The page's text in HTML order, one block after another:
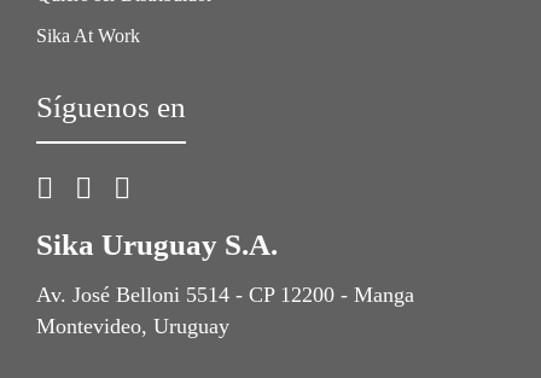
Sika At Work
Síguenos en
Sika Uruguay S.A.
Av. José Belloni 5514 - CP 12200 - Manga
Montevideo, Uruguay